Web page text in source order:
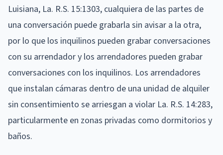
Luisiana, La. R.S. 15:1303, cualquiera de las partes de
una conversación puede grabarla sin avisar a la otra,
por lo que los inquilinos pueden grabar conversaciones
con su arrendador y los arrendadores pueden grabar
conversaciones con los inquilinos. Los arrendadores
que instalan cámaras dentro de una unidad de alquiler
sin consentimiento se arriesgan a violar La. R.S. 14:283,
particularmente en zonas privadas como dormitorios y
baños.